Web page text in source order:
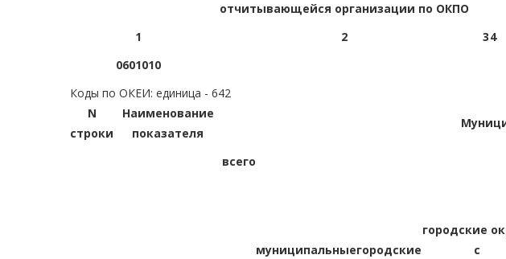
отчитывающейся организации по ОКПО
1
2 34
0601010
Коды по ОКЕИ: единица - 642
N
строки
Наименование
показателя
всего
муниципальныегородские
городские
с